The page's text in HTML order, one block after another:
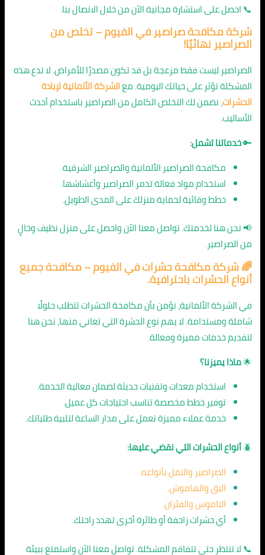
📞 احصل على استشارة مجانية الآن من خلال الاتصال بنا.
شركة مكافحة صراصير في الفيوم– تخلص من
الصراصير نهائيًا!
الصراصير ليست فقط مزعجة بل قد تكون مصدرًا للأمراض. لا تدع هذه
المشكلة تؤثر على حياتك اليومية. معالشركة الألمانية لإبادة
الحشرات، نضمن لك التخلص الكامل من الصراصير باستخدام أحدث
الأساليب.
🔑خدماتنا تشمل:
مكافحة الصراصير الألمانية والصراصير الشرقية.
استخدام مواد فعالة تدمر الصراصير وأعشاشها.
خطط وقائية لحماية منزلك على المدى الطويل.
📢 نحن هنا لخدمتك. تواصل معنا الآن واحصل على منزل نظيف وخالٍ
من الصراصير.
🌈شركة مكافحة حشرات في الفيوم– مكافحة جميع
أنواع الحشرات باحترافية.
في الشركة الألمانية، نؤمن بأن مكافحة الحشرات تتطلب حلولًا
شاملة ومستدامة. لا يهم نوع الحشرة التي تعاني منها، نحن هنا
لتقديم خدمات مميزة وفعالة.
🌟ماذا يميزنا؟
استخدام معدات وتقنيات حديثة لضمان فعالية الخدمة.
توفير خطط مخصصة تناسب احتياجات كل عميل.
خدمة عملاء مميزة تعمل على مدار الساعة لتلبية طلباتك.
🪲أنواع الحشرات التي نقضي عليها:
الصراصير والنمل بأنواعه.
البق والهاموش.
الناموس والفئران.
أي حشرات زاحفة أو طائرة أخرى تهدد راحتك.
📞 لا تنتظر حتى تتفاقم المشكلة. تواصل معنا الآن واستمتع ببيئة